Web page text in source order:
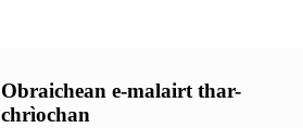
Obraichean e-malairt thar-
chrìochan